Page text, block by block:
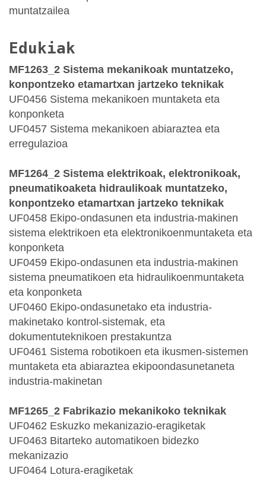
muntatzailea
Edukiak
MF1263_2 Sistema mekanikoak muntatzeko,
konpontzeko etamartxan jartzeko teknikak
UF0456 Sistema mekanikoen muntaketa eta
konponketa
UF0457 Sistema mekanikoen abiaraztea eta
erregulazioa
MF1264_2 Sistema elektrikoak, elektronikoak,
pneumatikoaketa hidraulikoak muntatzeko,
konpontzeko etamartxan jartzeko teknikak
UF0458 Ekipo-ondasunen eta industria-makinen
sistema elektrikoen eta elektronikoenmuntaketa eta
konponketa
UF0459 Ekipo-ondasunen eta industria-makinen
sistema pneumatikoen eta hidraulikoenmuntaketa
eta konponketa
UF0460 Ekipo-ondasunetako eta industria-
makinetako kontrol-sistemak, eta
dokumentuteknikoen prestakuntza
UF0461 Sistema robotikoen eta ikusmen-sistemen
muntaketa eta abiaraztea ekipoondasunetaneta
industria-makinetan
MF1265_2 Fabrikazio mekanikoko teknikak
UF0462 Eskuzko mekanizazio-eragiketak
UF0463 Bitarteko automatikoen bidezko
mekanizazio
UF0464 Lotura-eragiketak